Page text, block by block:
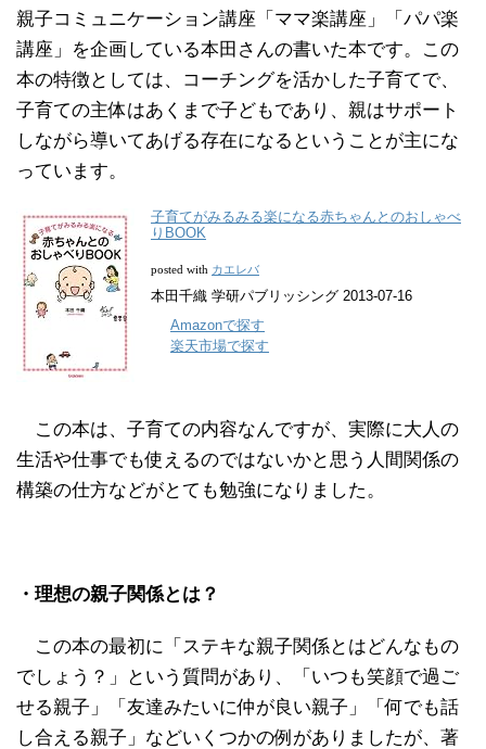
親子コミュニケーション講座「ママ楽講座」「パパ楽
講座」を企画している本田さんの書いた本です。この
本の特徴としては、コーチングを活かした子育てで、
子育ての主体はあくまで子どもであり、親はサポート
しながら導いてあげる存在になるということが主にな
っています。
子育てがみるみる楽になる赤ちゃんとのおしゃべ
りBOOK
posted with カエレバ
本田千織 学研パブリッシング 2013-07-16
Amazonで探す
楽天市場で探す
この本は、子育ての内容なんですが、実際に大人の
生活や仕事でも使えるのではないかと思う人間関係の
構築の仕方などがとても勉強になりました。
・理想の親子関係とは？
この本の最初に「ステキな親子関係とはどんなもの
でしょう？」という質問があり、「いつも笑顔で過ご
せる親子」「友達みたいに仲が良い親子」「何でも話
し合える親子」などいくつかの例がありましたが、著